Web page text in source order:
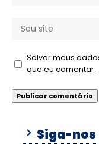
Salvar meus
que eu comentar.
Siga-nos